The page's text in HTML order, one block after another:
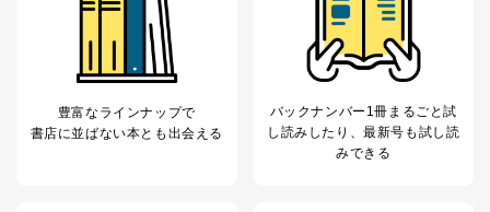
豊富なラインナップで
書店に並ばない本とも出会える
バックナンバー1冊まるごと試
し読み したり、最新号も試し読
みできる